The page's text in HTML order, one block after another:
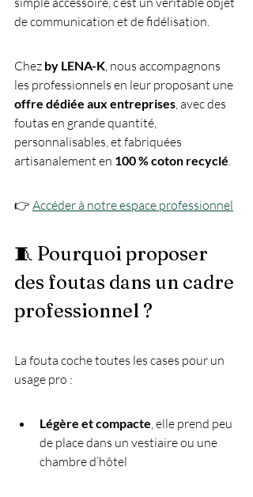
de communication et de fidélisation.
Chez by LENA-K, nous accompagnons
les professionnels en leur proposant une
offre dédiée aux entreprises, avec des
foutas en grande quantité,
personnalisables, et fabriquées
artisanalement en 100 % coton recyclé.
👉 Accéder à notre espace professionnel
🧵 Pourquoi proposer
des foutas dans un cadre
professionnel ?
La fouta coche toutes les cases pour un
usage pro :
Légère et compacte, elle prend peu
de place dans un vestiaire ou une
chambre d’hôtel